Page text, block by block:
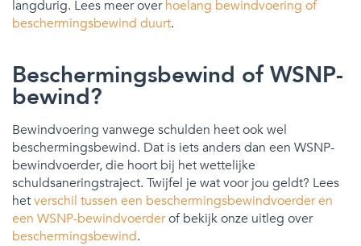
langdurig. Lees meer overhoelang bewindvoering of
beschermingsbewind duurt.
Beschermingsbewind of WSNP-
bewind?
Bewindvoering vanwege schulden heet ook wel
beschermingsbewind. Dat is iets anders dan een WSNP-
bewindvoerder, die hoort bij het wettelijke
schuldsaneringstraject. Twijfel je wat voor jou geldt? Lees
hetverschil tussen een beschermingsbewindvoerder en
een WSNP-bewindvoerderof bekijk onze uitleg over
beschermingsbewind.